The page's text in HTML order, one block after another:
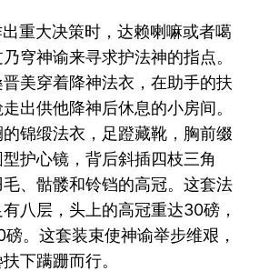
重大决策时，达赖喇嘛或者噶
穹神谕来寻求护法神的指点。
美穿着降神法衣，在助手的扶
出供他降神后休息的小房间。
锦缎法衣，足蹬藏靴，胸前缀
护心镜，背后斜插四枝三角
、骷髅和铃铛的高冠。这套法
八层，头上的高冠重达30磅，
。这套装束使神谕举步维艰，
下蹒跚而行。